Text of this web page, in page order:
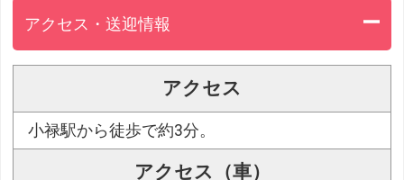
アクセス・送迎情報
アクセス
小禄駅から徒歩で約3分。
アクセス（車）